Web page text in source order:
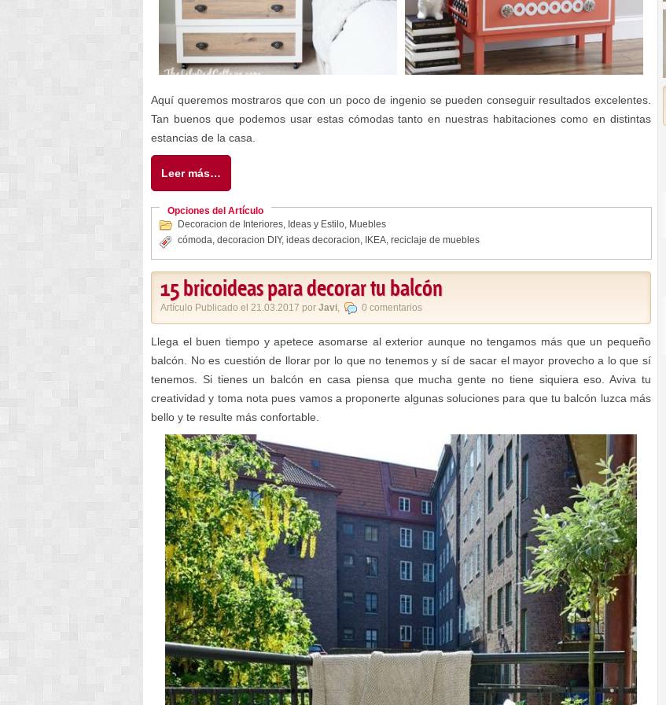
Aquí queremos mostraros que con un poco de ingenio se pueden conseguir resultados excelentes.
Tan buenos que podemos usar estas cómodas tanto en nuestras habitaciones como en distintas
estancias de la casa.
Leer más…
Opciones del Artículo
Decoracion de Interiores, Ideas y Estilo, Muebles
cómoda, decoracion DIY, ideas decoracion, IKEA, reciclaje de muebles
15 bricoideas para decorar tu balcón
Artículo Publicado el 21.03.2017 por Javi, 0 comentarios
Llega el buen tiempo y apetece asomarse al exterior aunque no tengamos más que un pequeño
balcón. No es cuestión de llorar por lo que no tenemos y sí de sacar el mayor provecho a lo que sí
tenemos. Si tienes un balcón en casa piensa que mucha gente no tiene siquiera eso. Aviva tu
creatividad y toma nota pues vamos a proponerte algunas soluciones para que tu balcón luzca más
bello y te resulte más confortable.